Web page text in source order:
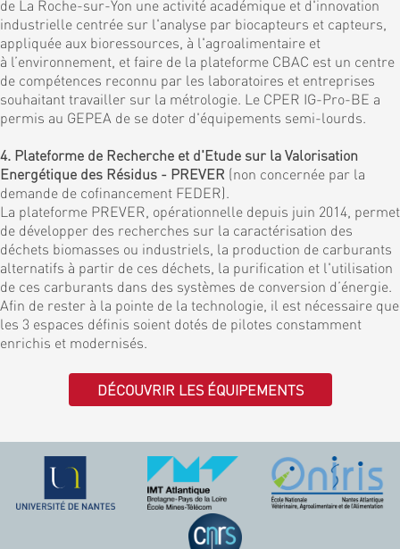
de La Roche-sur-Yon une activité académique et d'innovation
industrielle centrée sur l'analyse par biocapteurs et capteurs,
appliquée aux bioressources, à l'agroalimentaire et
à l’environnement, et faire de la plateforme CBAC est un centre
de compétences reconnu par les laboratoires et entreprises
souhaitant travailler sur la métrologie. Le CPER IG-Pro-BE a
permis au GEPEA de se doter d'équipements semi-lourds.
4. Plateforme de Recherche et d'Etude sur la Valorisation
Energétique des Résidus - PREVER (non concernée par la
demande de cofinancement FEDER).
La plateforme PREVER, opérationnelle depuis juin 2014, permet
de développer des recherches sur la caractérisation des
déchets biomasses ou industriels, la production de carburants
alternatifs à partir de ces déchets, la purification et l'utilisation
de ces carburants dans des systèmes de conversion d’énergie.
Afin de rester à la pointe de la technologie, il est nécessaire que
les 3 espaces définis soient dotés de pilotes constamment
enrichis et modernisés.
DÉCOUVRIR LES ÉQUIPEMENTS